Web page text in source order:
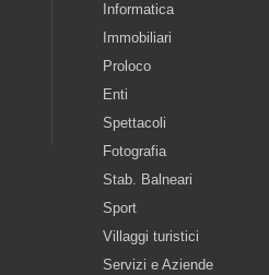
Informatica
Immobiliari
Proloco
Enti
Spettacoli
Fotografia
Stab. Balneari
Sport
Villaggi turistici
Servizi e Aziende